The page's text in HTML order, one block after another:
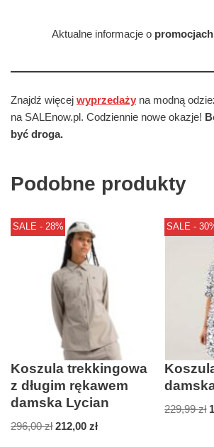
Aktualne informacje o
Znajdź więcej wyprzedaży na modną
na SALEnow.pl. Codziennie nowe okazje!
być droga.
Podobne produkty
SALE - 28%
Koszula trekkingowa
z długim rękawem
damska Lycian
296,00zł 212,00 zł
SALE -
229,99zł